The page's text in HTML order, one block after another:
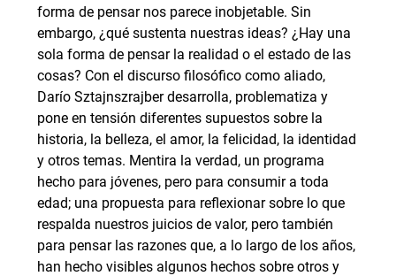
forma de pensar nos parece inobjetable. Sin
embargo, ¿qué sustenta nuestras ideas? ¿Hay una
sola forma de pensar la realidad o el estado de las
cosas? Con el discurso filosófico como aliado,
Darío Sztajnszrajber desarrolla, problematiza y
pone en tensión diferentes supuestos sobre la
historia, la belleza, el amor, la felicidad, la identidad
y otros temas. Mentira la verdad, un programa
hecho para jóvenes, pero para consumir a toda
edad; una propuesta para reflexionar sobre lo que
respalda nuestros juicios de valor, pero también
para pensar las razones que, a lo largo de los años,
han hecho visibles algunos hechos sobre otros y